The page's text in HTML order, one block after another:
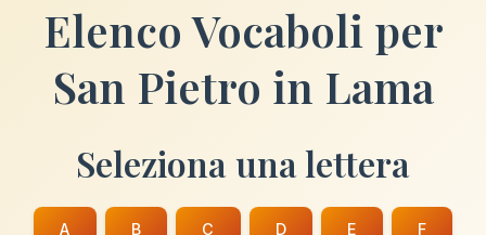
Elenco Vocaboli per
San Pietro in Lama
Seleziona una lettera
A B C D E F